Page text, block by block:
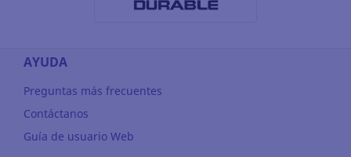
AYUDA
Preguntas más frecuentes
Contáctanos
Guía de usuario Web